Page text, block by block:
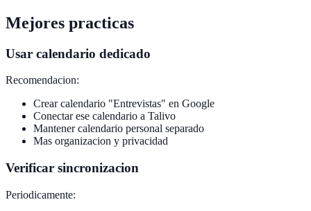
Mejores practicas
Usar calendario dedicado
Recomendacion:
Crear calendario "Entrevistas" en Google
Conectar ese calendario a Talivo
Mantener calendario personal separado
Mas organizacion y privacidad
Verificar sincronizacion
Periodicamente: